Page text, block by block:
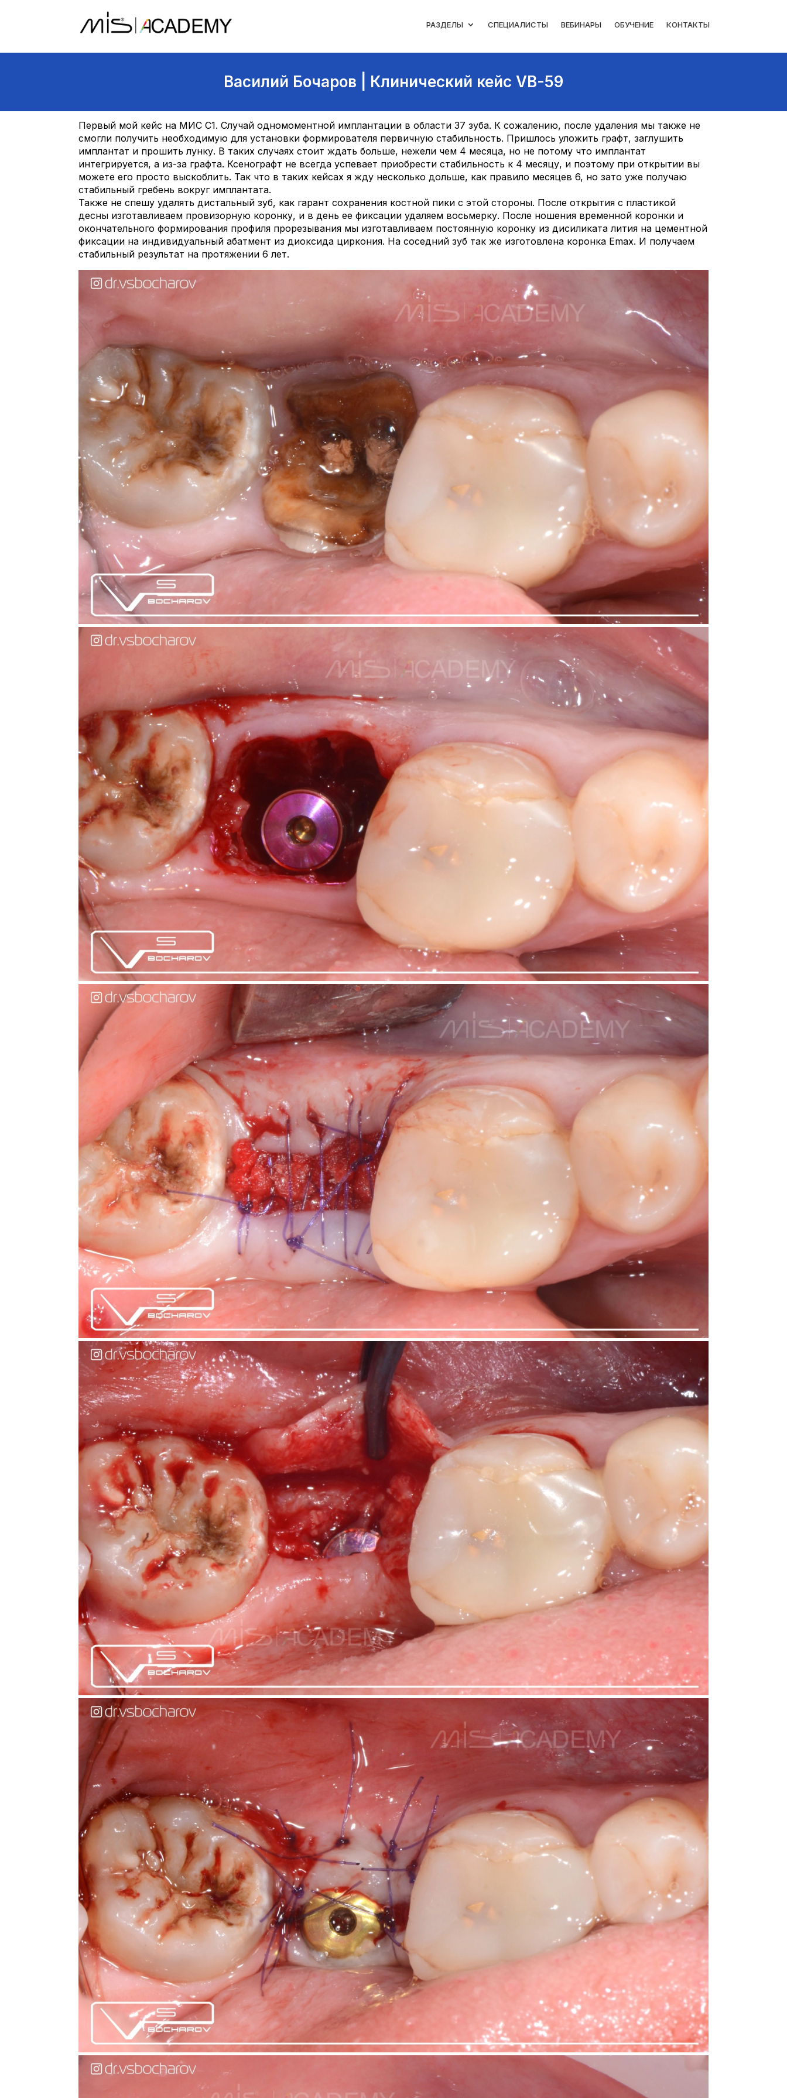
РАЗДЕЛЫ СПЕЦИАЛИСТЫ ВЕБИНАРЫ ОБУЧЕНИЕ КОНТАКТЫ
Василий Бочаров | Клинический кейс VB-59
Первый мой кейс на МИС С1. Случай одномоментной имплантации в области 37 зуба. К сожалению, после удаления мы также не
смогли получить необходимую для установки формирователя первичную стабильность. Пришлось уложить графт, заглушить
имплантат и прошить лунку. В таких случаях стоит ждать больше, нежели чем 4 месяца, но не потому что имплантат
интегрируется, а из-за графта. Ксенографт не всегда успевает приобрести стабильность к 4 месяцу, и поэтому при открытии вы
можете его просто выскоблить. Так что в таких кейсах я жду несколько дольше, как правило месяцев 6, но зато уже получаю
стабильный гребень вокруг имплантата.
Также не спешу удалять дистальный зуб, как гарант сохранения костной пики с этой стороны. После открытия с пластикой
десны изготавливаем провизорную коронку, и в день ее фиксации удаляем восьмерку. После ношения временной коронки и
окончательного формирования профиля прорезывания мы изготавливаем постоянную коронку из дисиликата лития на цементной
фиксации на индивидуальный абатмент из диоксида циркония. На соседний зуб так же изготовлена коронка Emax. И получаем
стабильный результат на протяжении 6 лет.